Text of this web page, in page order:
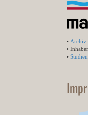
• Archiv
•
•